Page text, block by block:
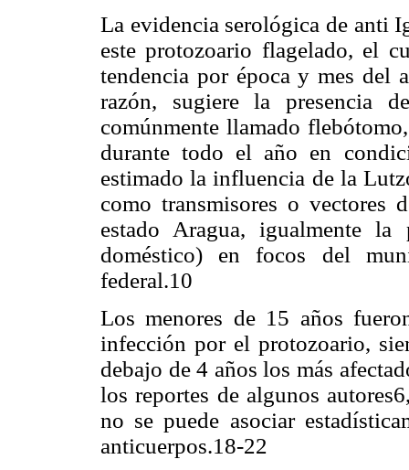
La evidencia serológica de anti
este protozoario flagelado, el
tendencia por época y mes del
razón, sugiere la presencia
comúnmente llamado
durante todo el año en
estimado la influencia de la
como transmisores o
estado Aragua, igualmente la
doméstico) en focos del
federal.10
Los menores de 15 años
infección por el protozoario,
debajo de 4 años los más
los reportes de algunos
no se puede asociar
anticuerpos.18-22